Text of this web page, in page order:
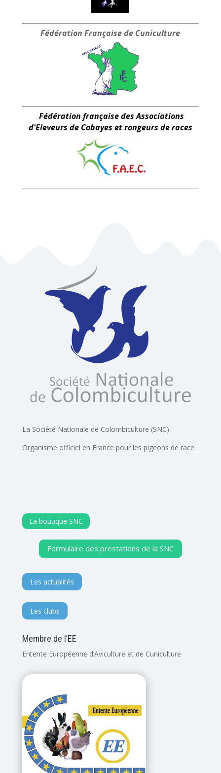
Fédération Française de Cuniculture
Fédération française des Associations
d'Eleveurs de Cobayes et rongeurs de races
La Société Nationale de Colombiculture (SNC)
Organisme officiel en France pour les pigeons de race.
La boutique SNC
Formulaire des prestations de la SNC
Les actualités
Les clubs
Membre de l’EE
Entente Européenne d’Aviculture et de Cuniculture